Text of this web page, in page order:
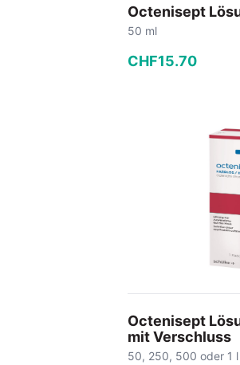
Octenisept
50 ml
CHF15.70
In
Octenisept
mit Verschluss
50, 250, 500 oder 1 l